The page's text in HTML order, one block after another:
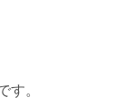
す。